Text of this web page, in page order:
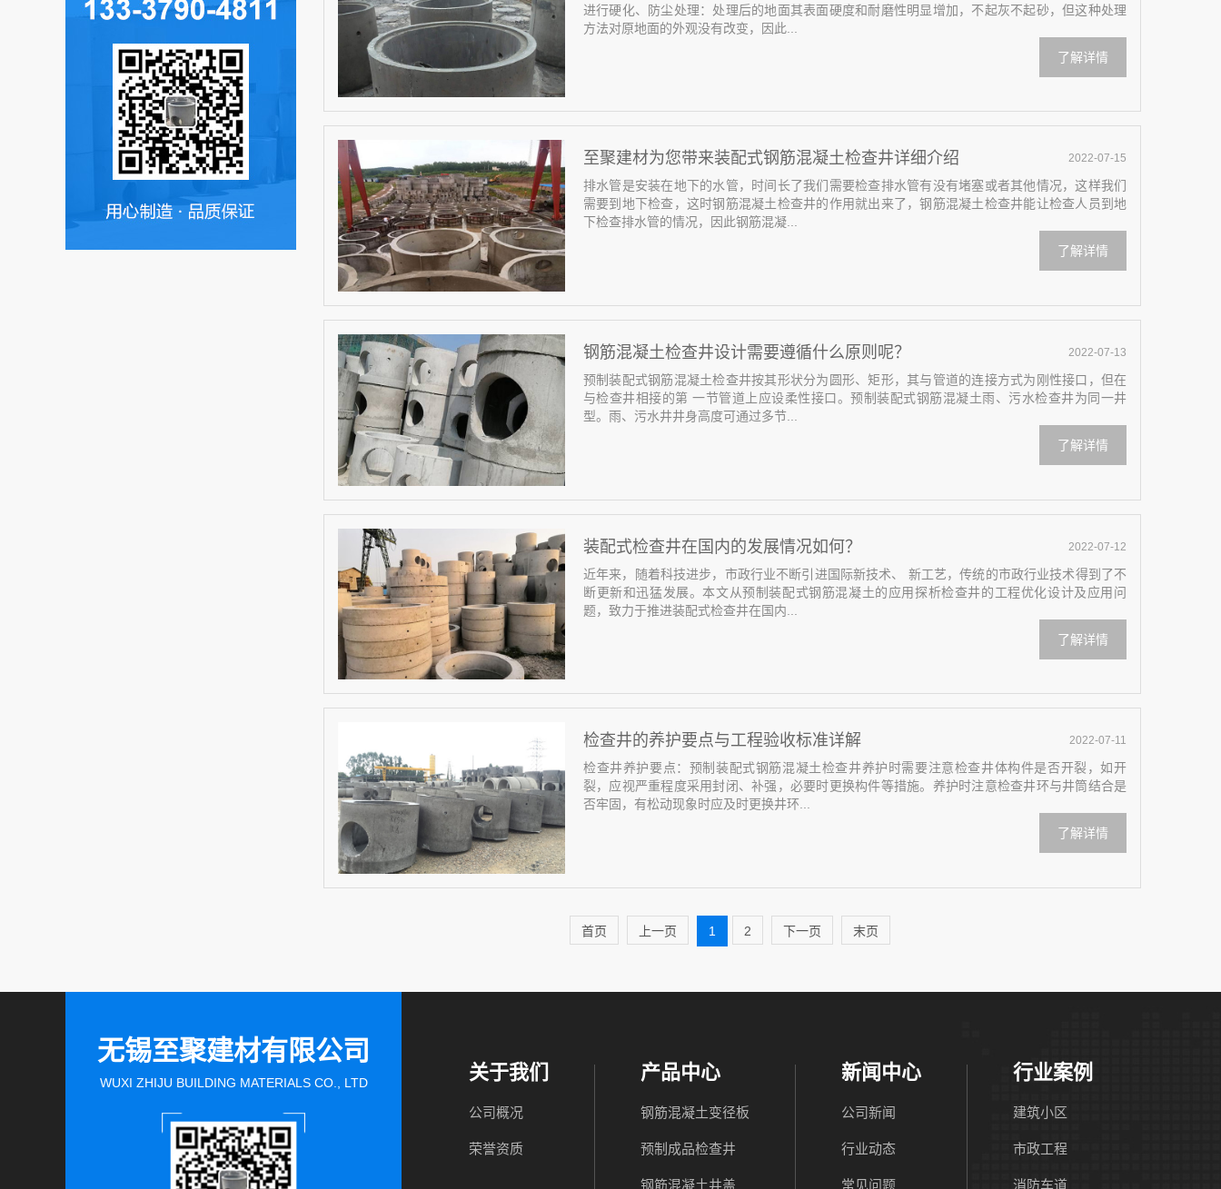
进行硬化、防尘处理：处理后的地面其表面硬度和耐磨性明显增加，不起灰不起砂，但这种处理
方法对原地面的外观没有改变，因此...
了解详情
2022-07-15
至聚建材为您带来装配式钢筋混凝土检查井详细介绍
排水管是安装在地下的水管，时间长了我们需要检查排水管有没有堵塞或者其他情况，这样我们
需要到地下检查，这时钢筋混凝土检查井的作用就出来了，钢筋混凝土检查井能让检查人员到地
下检查排水管的情况，因此钢筋混凝...
了解详情
2022-07-13
钢筋混凝土检查井设计需要遵循什么原则呢？
预制装配式钢筋混凝土检查井按其形状分为圆形、矩形，其与管道的连接方式为刚性接口，但在
与检查井相接的第 一节管道上应设柔性接口。预制装配式钢筋混凝土雨、污水检查井为同一井
型。雨、污水井井身高度可通过多节...
了解详情
2022-07-12
装配式检查井在国内的发展情况如何？
近年来，随着科技进步，市政行业不断引进国际新技术、 新工艺，传统的市政行业技术得到了不
断更新和迅猛发展。本文从预制装配式钢筋混凝土的应用探析检查井的工程优化设计及应用问
题，致力于推进装配式检查井在国内...
了解详情
2022-07-11
检查井的养护要点与工程验收标准详解
检查井养护要点：预制装配式钢筋混凝土检查井养护时需要注意检查井体构件是否开裂，如开
裂，应视严重程度采用封闭、补强，必要时更换构件等措施。养护时注意检查井环与井筒结合是
否牢固，有松动现象时应及时更换井环...
了解详情
首页 上一页 1 2 下一页 末页
无锡至聚建材有限公司
WUXI ZHIJU BUILDING MATERIALS CO., LTD 关于我们
公司概况
荣誉资质
产品中心
钢筋混凝土变径板
预制成品检查井
钢筋混凝土井盖
新闻中心
公司新闻
行业动态
常见问题
行业案例
建筑小区
市政工程
消防车道